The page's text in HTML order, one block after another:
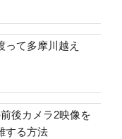
って多摩川越え
後カメラ2映像を
する方法